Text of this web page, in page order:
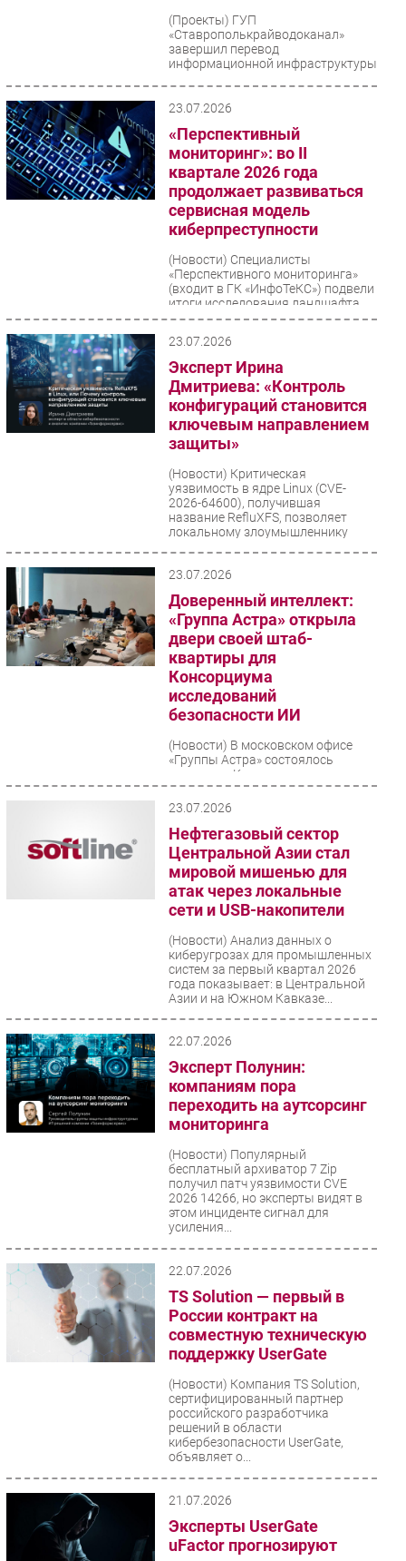
(Проекты) ГУП
«Ставрополькрайводоканал»
завершил перевод
информационной инфраструктуры
обеспечение. Проект охватил...
23.07.2026
«Перспективный
мониторинг»: во II
квартале 2026 года
продолжает развиваться
сервисная модель
киберпреступности
(Новости) Специалисты
«Перспективного мониторинга»
(входит в ГК «ИнфоТеКС») подвели
итоги исследования ландшафта
киберугроз во втором квартале...
23.07.2026
Эксперт Ирина
Дмитриева: «Контроль
конфигураций становится
ключевым направлением
защиты»
(Новости) Критическая
уязвимость в ядре Linux (CVE-
2026-64600), получившая
название RefluXFS, позволяет
локальному злоумышленнику
23.07.2026
Доверенный интеллект:
«Группа Астра» открыла
двери своей штаб-
квартиры для
Консорциума
исследований
безопасности ИИ
(Новости) В московском офисе
«Группы Астра» состоялось
заседание Консорциума
исследований безопасности
технологий искусственного
интеллекта,...
23.07.2026
Нефтегазовый сектор
Центральной Азии стал
мировой мишенью для
атак через локальные
сети и USB-накопители
(Новости) Анализ данных о
киберугрозах для промышленных
систем за первый квартал 2026
года показывает: в Центральной
Азии и на Южном Кавказе...
22.07.2026
Эксперт Полунин:
компаниям пора
переходить на аутсорсинг
мониторинга
(Новости) Популярный
бесплатный архиватор 7 Zip
получил патч уязвимости CVE
2026 14266, но эксперты видят в
этом инциденте сигнал для
усиления...
22.07.2026
TS Solution — первый в
России контракт на
совместную техническую
поддержку UserGate
(Новости) Компания TS Solution,
сертифицированный партнер
российского разработчика
решений в области
кибербезопасности UserGate,
объявляет о...
21.07.2026
Эксперты UserGate
uFactor прогнозируют